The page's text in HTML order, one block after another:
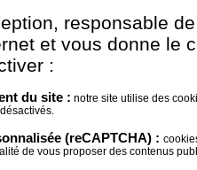
fois esthétique et neutre.
VOS ENVIES
translucide ce qui
vue et marquer les
du toit deux pentes.
responsable
et vous donne le
:
du site : notre site utilise des
(reCAPTCHA) :
de vous proposer des contenus